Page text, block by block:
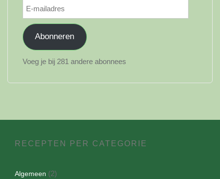
E-
mailadres
Abonneren
Voeg je bij 281 andere abonnees
RECEPTEN PER CATEGORIE
Algemeen (2)